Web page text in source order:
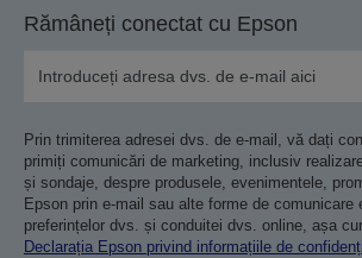
Rămâneți conectat cu Epson
Prin trimiterea adresei dvs. de e-mail, vă dați
primiți comunicări de marketing, inclusiv
și sondaje, despre produsele, evenimentele,
Epson prin e-mail sau alte forme de comunicare
preferințelor dvs. și conduitei dvs. online, așa
Declarația Epson privind informațiile de